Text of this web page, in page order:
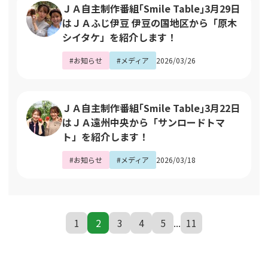
ＪＡ自主制作番組｢Smile Table｣3月29日
はＪＡふじ伊豆 伊豆の国地区から「原木
シイタケ」を紹介します！
#お知らせ #メディア 2026/03/26
ＪＡ自主制作番組｢Smile Table｣3月22日
はＪＡ遠州中央から「サンロードトマ
ト」を紹介します！
#お知らせ #メディア 2026/03/18
1 2 3 4 5 ... 11